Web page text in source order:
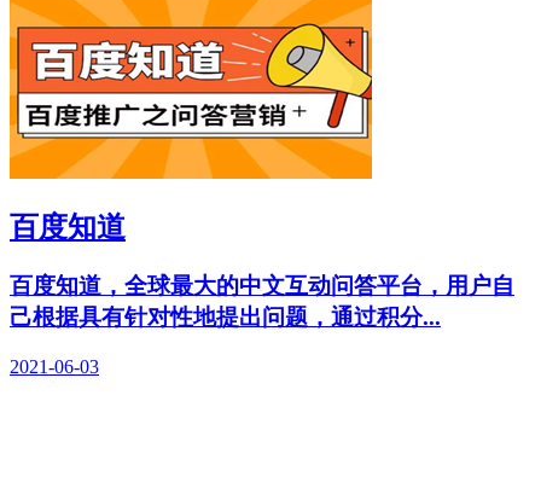
百度知道
百度知道，全球最大的中文互动问答平台，用户自
己根据具有针对性地提出问题，通过积分...
2021-06-03